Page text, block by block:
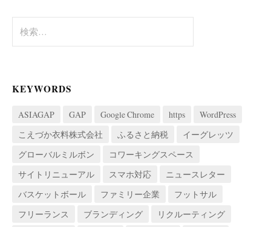
索:
KEYWORDS
ASIAGAP GAP Google Chrome https
WordPress
こえづか衣料株式会社
ふるさと納税
イーグレッツ
グローバルミルボン
コワーキングスペース
サイトリニューアル
スマホ対応
ニュースレター
バスケットボール
ファミリー企業
フットサル
フリーランス
ブランディング
リクルーティング